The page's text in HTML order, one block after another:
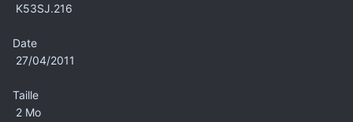
K53SJ.216
Date
27/04/2011
Taille
2 Mo